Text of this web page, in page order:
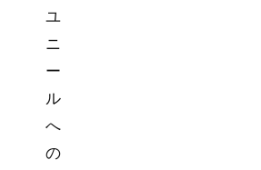
ユ
ニ
ー
ル
へ
の